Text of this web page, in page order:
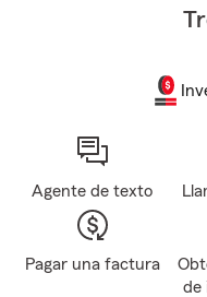
Agente de texto
Pagar una factura
de